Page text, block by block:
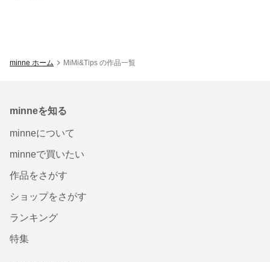
minne ホーム MiMi&Tips の作品一覧
minneを知る
minneについて
minneで買いたい
作品をさがす
ショップをさがす
ランキング
特集